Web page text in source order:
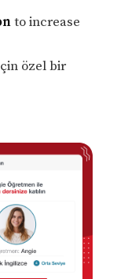
to increase
özel bir